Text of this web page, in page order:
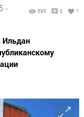
-
595 0 1